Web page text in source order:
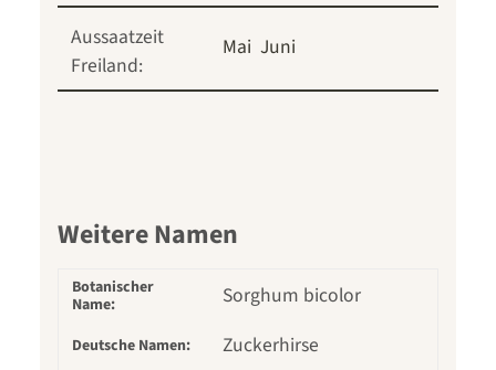
Aussaatzeit
Freiland:
Mai Juni
Weitere Namen
Botanischer
Name:
Sorghum bicolor
Deutsche Namen: Zuckerhirse